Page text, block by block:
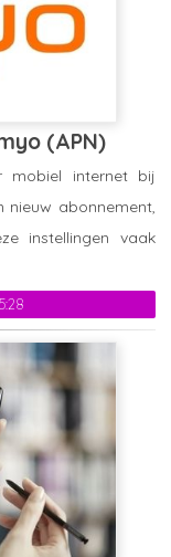
(APN)
mobiel internet bij
abonnement,
instellingen vaak